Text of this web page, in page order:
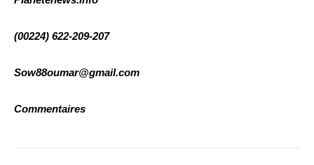
(00224) 622-209-207
Sow88oumar@gmail.com
Commentaires